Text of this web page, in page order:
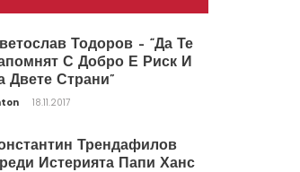
Тодоров – “Да Те
С Добро Е Риск И
Двете Страни”
18.11.2017
Трендафилов
Истерията Папи Ханс